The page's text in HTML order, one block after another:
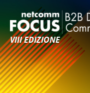
VIII EDIZIONE